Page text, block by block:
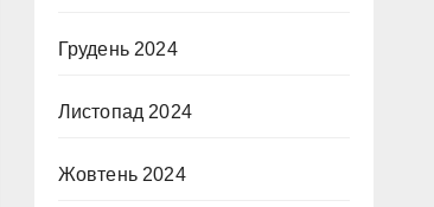
Грудень 2024
Листопад 2024
Жовтень 2024